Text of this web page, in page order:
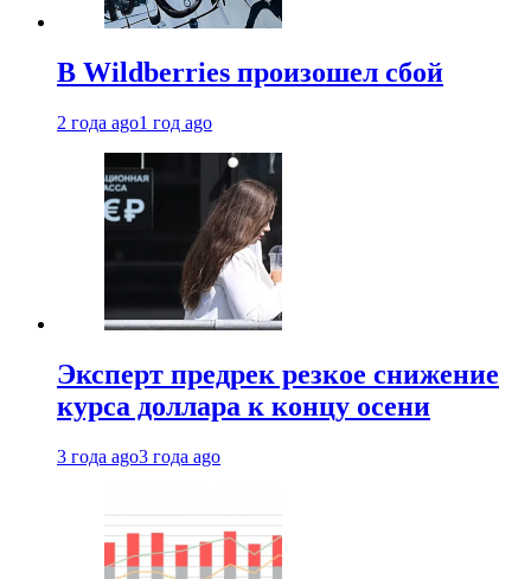
В Wildberries произошел сбой
2 года ago1 год ago
Эксперт предрек резкое снижение
курса доллара к концу осени
3 года ago3 года ago